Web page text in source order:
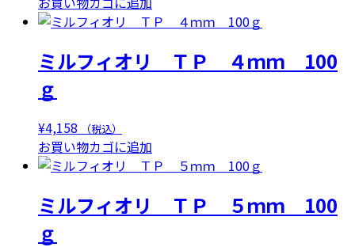
ミルフィオリ ＴＰ ４ｍｍ 100
ｇ
¥4,158 （税込）
お買い物カゴに追加
ミルフィオリ ＴＰ ５ｍｍ 100
ｇ